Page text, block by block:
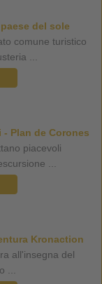
del sole
comune turistico
...
- Plan de Corones
piacevoli
...
Kronaction
all'insegna del
...